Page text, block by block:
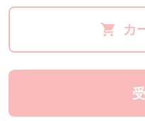
③：小学1〜4年生（サ
カ